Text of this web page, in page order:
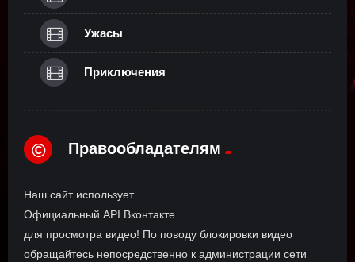
Ужасы
Приключения
© Правообладателям
Наш сайт использует
Официальный API Вконтакте
для просмотра видео! По поводу блокировки видео
обращайтесь непосредственно к администрации сети